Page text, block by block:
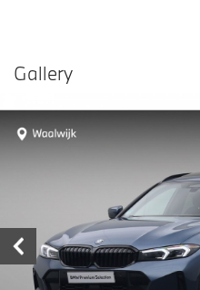
Prijs
Maandprijs
Gallery